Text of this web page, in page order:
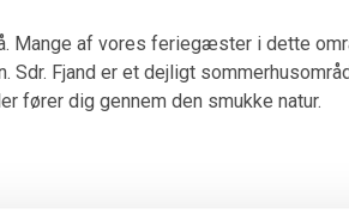
Mange af vores feriegæster i dette
Fjand er et dejligt
fører dig gennem den smukke natur.